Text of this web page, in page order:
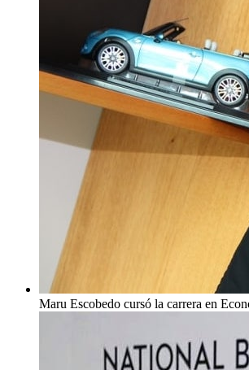
Maru Escobedo cursó la carrera en